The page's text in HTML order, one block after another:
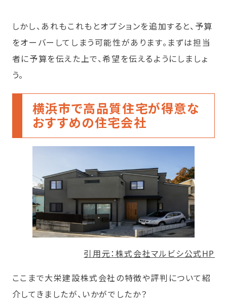
しかし、あれもこれもとオプションを追加すると、予算
をオーバーしてしまう可能性があります。まずは担当
者に予算を伝えた上で、希望を伝えるようにしましょ
う。
横浜市で高品質住宅が得意な
おすすめの住宅会社
引用元：株式会社マルビシ公式HP
ここまで大栄建設株式会社の特徴や評判について紹
介してきましたが、いかがでしたか？